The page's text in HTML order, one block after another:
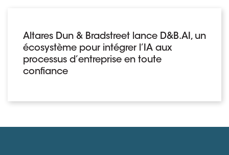
Altares Dun & Bradstreet lance D&B.AI, un
écosystème pour intégrer l’IA aux
processus d’entreprise en toute
confiance